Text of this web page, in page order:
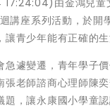
講座系列活動，於
青少年能有正確的
急遽變遷，青年學子
張老師諮商心理師陳
題，讓永康國小學童